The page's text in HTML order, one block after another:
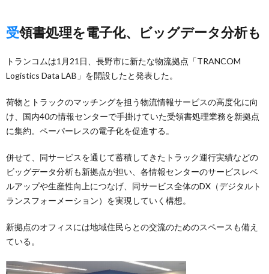
受領書処理を電子化、ビッグデータ分析も
トランコムは1月21日、長野市に新たな物流拠点「TRANCOM
Logistics Data LAB」を開設したと発表した。
荷物とトラックのマッチングを担う物流情報サービスの高度化に向
け、国内40の情報センターで手掛けていた受領書処理業務を新拠点
に集約。ペーパーレスの電子化を促進する。
併せて、同サービスを通じて蓄積してきたトラック運行実績などの
ビッグデータ分析も新拠点が担い、各情報センターのサービスレベ
ルアップや生産性向上につなげ、同サービス全体のDX（デジタルト
ランスフォーメーション）を実現していく構想。
新拠点のオフィスには地域住民らとの交流のためのスペースも備え
ている。